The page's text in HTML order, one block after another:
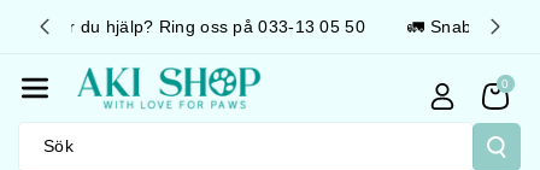
Ill Innehåll
05 50 🚛 Snabb leverans 📦 Fraktfritt över 499kr
Sök
0